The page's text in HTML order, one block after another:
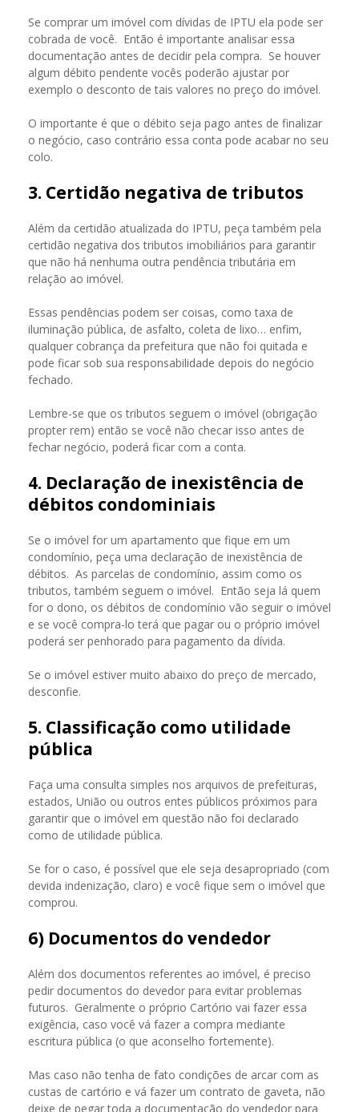
Se comprar um imóvel com dívidas de IPTU ela pode ser
cobrada de você. Então é importante analisar essa
documentação antes de decidir pela compra. Se houver
algum débito pendente vocês poderão ajustar por
exemplo o desconto de tais valores no preço do imóvel.
O importante é que o débito seja pago antes de finalizar
o negócio, caso contrário essa conta pode acabar no seu
colo.
3. Certidão negativa de tributos
Além da certidão atualizada do IPTU, peça também pela
certidão negativa dos tributos imobiliários para garantir
que não há nenhuma outra pendência tributária em
relação ao imóvel.
Essas pendências podem ser coisas, como taxa de
iluminação pública, de asfalto, coleta de lixo… enfim,
qualquer cobrança da prefeitura que não foi quitada e
pode ficar sob sua responsabilidade depois do negócio
fechado.
Lembre-se que os tributos seguem o imóvel (obrigação
propter rem) então se você não checar isso antes de
fechar negócio, poderá ficar com a conta.
4. Declaração de inexistência de
débitos condominiais
Se o imóvel for um apartamento que fique em um
condomínio, peça uma declaração de inexistência de
débitos. As parcelas de condomínio, assim como os
tributos, também seguem o imóvel. Então seja lá quem
for o dono, os débitos de condomínio vão seguir o imóvel
e se você compra-lo terá que pagar ou o próprio imóvel
poderá ser penhorado para pagamento da dívida.
Se o imóvel estiver muito abaixo do preço de mercado,
desconfie.
5. Classificação como utilidade
pública
Faça uma consulta simples nos arquivos de prefeituras,
estados, União ou outros entes públicos próximos para
garantir que o imóvel em questão não foi declarado
como de utilidade pública.
Se for o caso, é possível que ele seja desapropriado (com
devida indenização, claro) e você fique sem o imóvel que
comprou.
6) Documentos do vendedor
Além dos documentos referentes ao imóvel, é preciso
pedir documentos do devedor para evitar problemas
futuros. Geralmente o próprio Cartório vai fazer essa
exigência, caso você vá fazer a compra mediante
escritura pública (o que aconselho fortemente).
Mas caso não tenha de fato condições de arcar com as
custas de cartório e vá fazer um contrato de gaveta, não
deixe de pegar toda a documentação do vendedor para